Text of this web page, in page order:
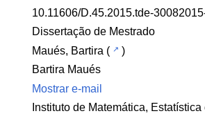
10.11606/D.45.2015.tde-
Dissertação de Mestrado
Maués, Bartira (
)
Bartira Maués
Mostrar e-mail
Instituto de Matemática,